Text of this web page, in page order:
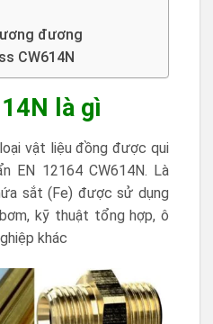
đương
CW614N
là gì
vật liệu đồng được qui
EN 12164 CW614N. Là
sắt (Fe) được sử dụng
kỹ thuật tổng hợp, ô
khác